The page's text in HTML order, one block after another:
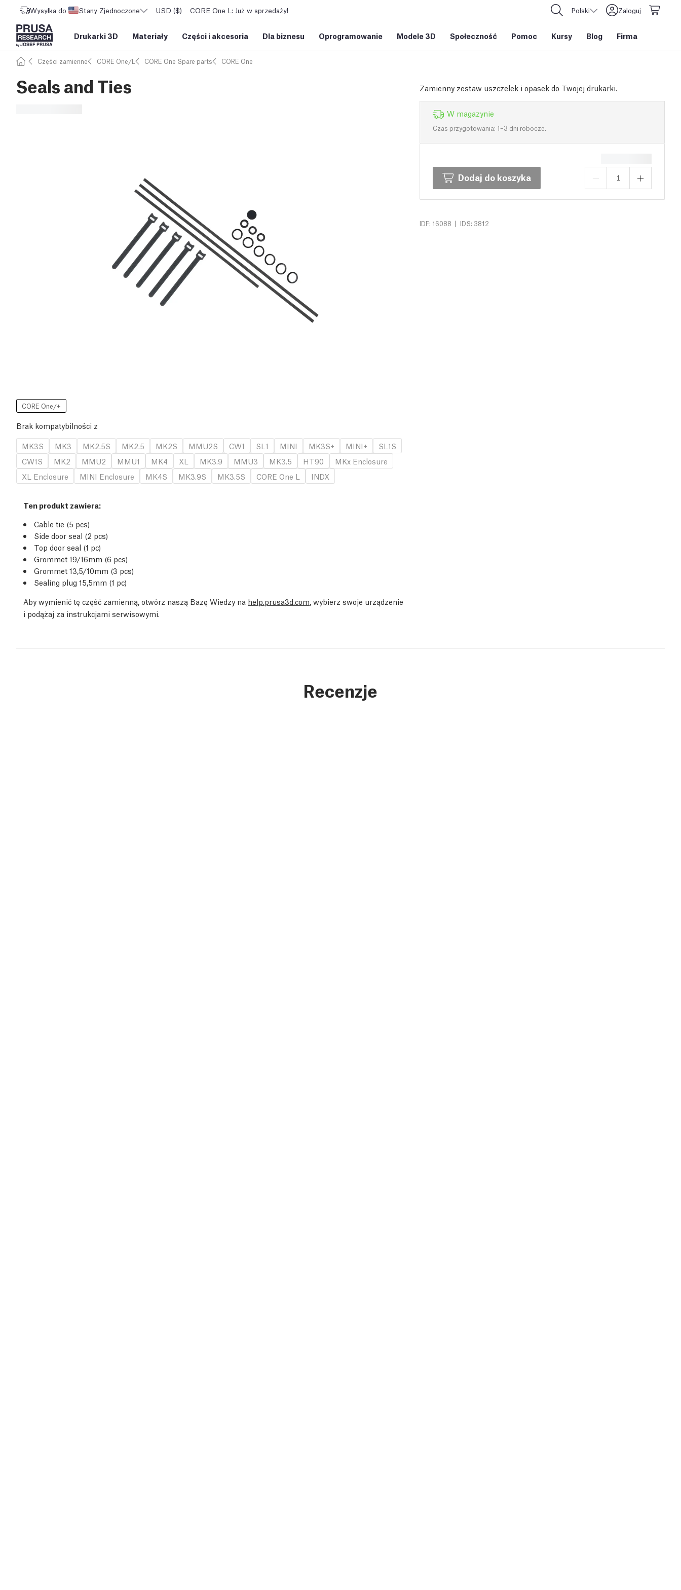
Wysyłka do Stany Zjednoczone USD ($) CORE One L: Już w sprzedaży! Polski Zaloguj
Drukarki 3D Materiały Części i akcesoria Dla biznesu Oprogramowanie Modele 3D Społeczność Pomoc Kursy Blog Firma
Części zamienne CORE One/L CORE One Spare parts CORE One
Seals and Ties Zamienny zestaw uszczelek i opasek do Twojej drukarki.
W magazynie
Czas przygotowania: 1–3 dni robocze.
Dodaj do koszyka
IDF: 16088 | IDS: 3812
CORE One/+
Brak kompatybilności z
MK3S
MK3 MK2.5S MK2.5 MK2S MMU2S CW1 SL1 MINI MK3S+ MINI+
SL1S
CW1S
MK2 MMU2 MMU1 MK4 XL MK3.9 MMU3 MK3.5 HT90
MKx Enclosure
XL Enclosure
MINI Enclosure MK4S MK3.9S MK3.5S CORE One L INDX
Ten produkt zawiera:
Cable tie (5 pcs)
Side door seal (2 pcs)
Top door seal (1 pc)
Grommet 19/16mm (6 pcs)
Grommet 13,5/10mm (3 pcs)
Sealing plug 15,5mm (1 pc)
Aby wymienić tę część zamienną, otwórz naszą Bazę Wiedzy na help.prusa3d.com, wybierz swoje urządzenie
i podążaj za instrukcjami serwisowymi.
Recenzje